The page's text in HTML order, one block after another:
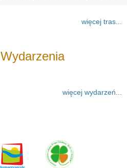
więcej tras...
Wydarzenia
więcej wydarzeń...